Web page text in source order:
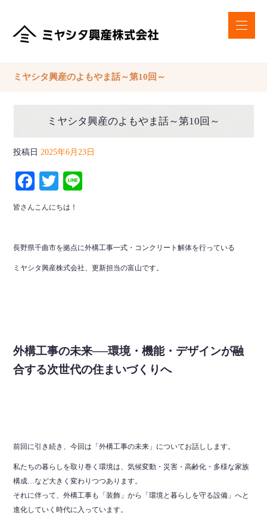
ミヤシタ興産のよもやま話～第10回～
ミヤシタ興産のよもやま話～第10回～
投稿日 2025年6月23日
Facebook
Twitter
皆さんこんにちは！
長野県千曲市を拠点に外構工事一式・コンクリート解体を行っている
ミヤシタ興産株式会社、更新担当の富山です。
外構工事の未来──環境・機能・デザインが融
合する次世代の住まいづくりへ
前回に引き続き、今回は「外構工事の未来」についてお話しします。
私たちの暮らしを取り巻く環境は、気候変動・災害・高齢化・多様な家族
構成…など大きく変わりつつあります。
それに伴って、外構工事も「装飾」から「環境と暮らしを守る設備」へと
進化していく時代に入っています。